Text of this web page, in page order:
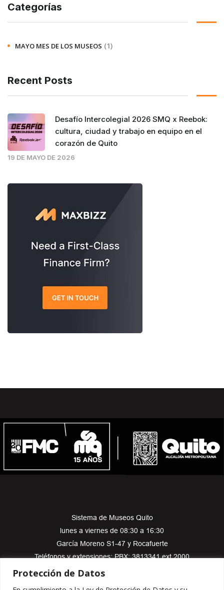
Protección de Datos
Categorías
MAYO MES DE LOS MUSEOS (1)
Recent Posts
Desafío Intercolegial 2026 SMQ x Reebok:
cultura, ciudad y trabajo en equipo en el
corazón de Quito
19 DE MAYO DE 2026
Sistema de Museos Quito
lunes a viernes de 08:30 a 16:30
García Moreno S1-47 y Rocafuerte
Teléfonos y extensiones: PBX: 3813341 ext 2000
sistemamuseosquito@fmcquito.gob.ec